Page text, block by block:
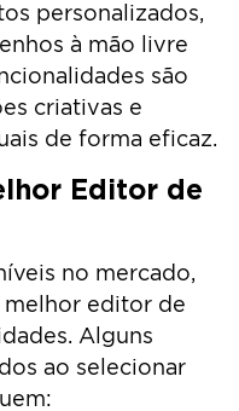
personalizados,
à mão livre
são
criativas e
de forma eficaz.
Editor de
no mercado,
editor de
Alguns
ao selecionar